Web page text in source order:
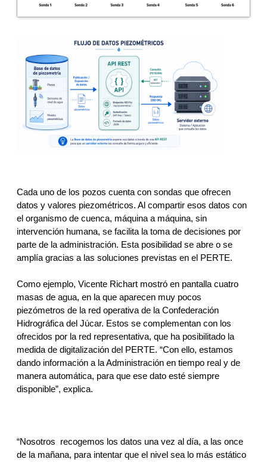
Cada uno de los pozos cuenta con sondas que ofrecen
datos y valores piezométricos. Al compartir esos datos con
el organismo de cuenca, máquina a máquina, sin
intervención humana, se facilita la toma de decisiones por
parte de la administración. Esta posibilidad se abre o se
amplía gracias a las soluciones previstas en el PERTE.
Como ejemplo, Vicente Richart mostró en pantalla cuatro
masas de agua, en la que aparecen muy pocos
piezómetros de la red operativa de la Confederación
Hidrográfica del Júcar. Estos se complementan con los
ofrecidos por la red representativa, que ha posibilitado la
medida de digitalización del PERTE. “Con ello, estamos
dando información a la Administración en tiempo real y de
manera automática, para que ese dato esté siempre
disponible”, explica.
“Nosotros  recogemos los datos una vez al día, a las once
de la mañana, para intentar que el nivel sea lo más estático